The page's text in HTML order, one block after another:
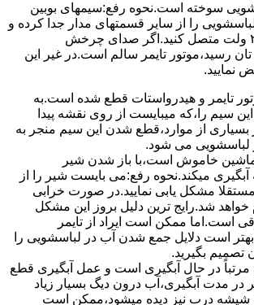
ﺳﻮﺧﺘﻪ اﺳﺖ.نحوه رﻓﻊ:سیمهای ﺑﻮﺑﯿﻦ
را از ﺳﺎﯾﺮ قسمتهای ﻣﺪار ﺟﺪا کرده و
مستقیماً ﺑﻪ برق ۲۲۰ وﻟﺖ ﻣﺘﺼﻞ کنید.اﮔﺮ ﺻﺪای ﭼﺮﺧﺶ
رﺳﯿﺪ،ﻣﻮﺗﻮر ﺗﺎﯾﻤﺮ ﺳﺎﻟﻢ اﺳﺖ.در ﻏﯿﺮ اﯾﻦ
ﻧﻤﺎﯾﯿﺪ.
ﺗﺎﯾﻤﺮ و ﻫﯿﺪرواﺳﺘﺎت ﻗﻄﻊ ﺷﺪه اﺳﺖ.به
ﺳﯿﻢ را،ﮐﻪ میبایست از روی ﻧﻘﺸﻪ ﭘﯿﺪا
ﺑﺴﯿﺎری از موارد،ﻗﻄﻊ ﺷﺪن اﯾﻦ ﺳﯿﻢ ﻣﻨﺠﺮ ﺑﻪ
لباسشویی می شود.
ﻣﺎﺷﯿﻦ ﺧﺎﻣﻮش اﺳﺖ،ﺑﺎ ﺑﺎز ﺷﺪن ﺷﯿﺮ
میکند.نحوه رﻓﻊ:می بایست ﺷﯿﺮ را از
مشکل یابی نمایید.در صورت خرابی
خواهد شد.رایج ترین دلیل بروز این مشکل
است.اما ممکن است ایراد از تایمر
است دلایل جمع شدن آب در لباسشویی را
تصمیم بگیرید.
مرتباً در ﺣﺎل آﺑﮕﯿﺮی اﺳﺖ و ﻋﻤﻞ آﺑﮕﯿﺮی ﻗﻄﻊ
در ﻣﺪت آﺑﮕﯿﺮی،آب درون دﯾﮓ ﺑﺴﯿﺎر زﯾﺎد
ﺷﯿﺸﻪ درب ﻧﯿﺰ دﯾﺪه میشود،ممکن است